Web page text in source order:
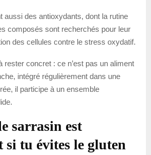
aussi des antioxydants, dont la rutine
composés sont recherchés pour leur
des cellules contre le stress oxydatif.
rester concret : ce n’est pas un aliment
intégré régulièrement dans une
il participe à un ensemble
sarrasin est
si tu évites le gluten